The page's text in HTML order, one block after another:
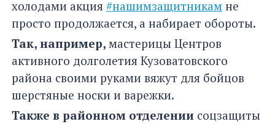
холодами акция #нашимзащитникам не
просто продолжается, а набирает обороты.
Так, например, мастерицы Центров
активного долголетия Кузоватовского
района своими руками вяжут для бойцов
шерстяные носки и варежки.
Также в районном отделении соцзащиты